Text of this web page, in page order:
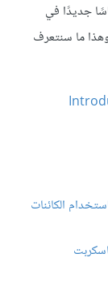
جديدًا في
ما سنتعرف
الكائنات